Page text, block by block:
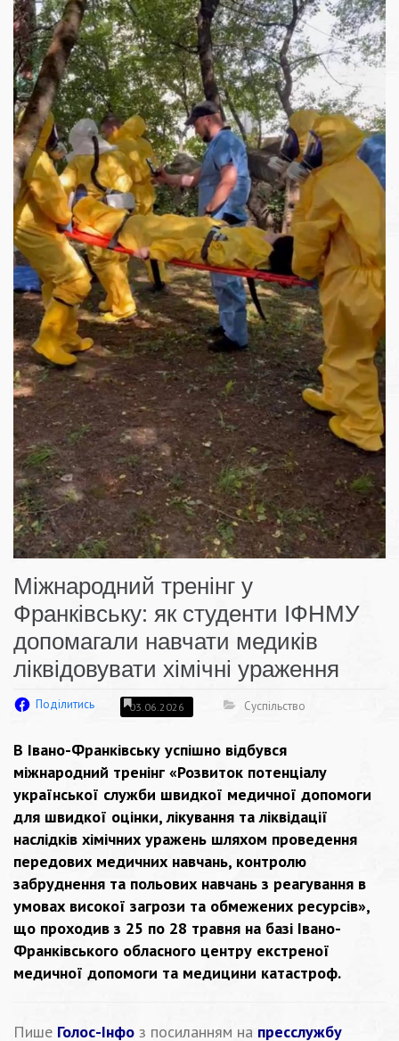
Міжнародний тренінг у
Франківську: як студенти ІФНМУ
допомагали навчати медиків
ліквідовувати хімічні ураження
Поділитись 03.06.2026 Суспільство
В Івано-Франківську успішно відбувся
міжнародний тренінг «Розвиток потенціалу
української служби швидкої медичної допомоги
для швидкої оцінки, лікування та ліквідації
наслідків хімічних уражень шляхом проведення
передових медичних навчань, контролю
забруднення та польових навчань з реагування в
умовах високої загрози та обмежених ресурсів»,
що проходив з 25 по 28 травня на базі Івано-
Франківського обласного центру екстреної
медичної допомоги та медицини катастроф.
Пише Голос-Інфо з посиланням на пресслужбу